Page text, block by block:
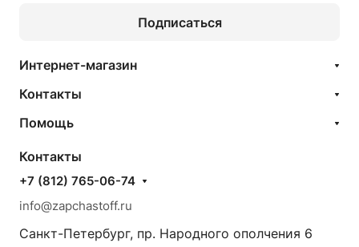
Подписаться
Интернет-магазин
Контакты
Помощь
Контакты
+7 (812) 765-06-74
info@zapchastoff.ru
Санкт-Петербург, пр. Народного ополчения 6